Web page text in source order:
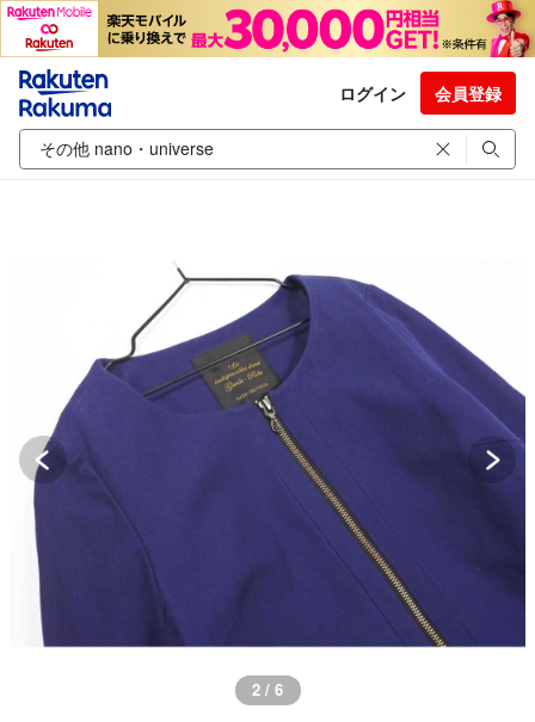
ログイン 会員登録
2 / 6